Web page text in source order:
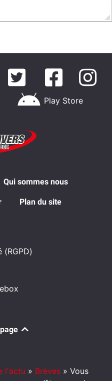
Play Store
Qui sommes nous
Plan du site
l'actu » Brèves » Vous